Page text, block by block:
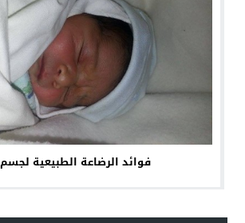
فوائد الرضاعة الطبيعية لجسم